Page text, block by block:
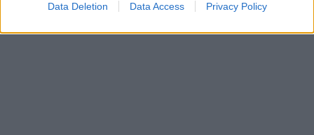
Data Deletion Data Access Privacy Policy